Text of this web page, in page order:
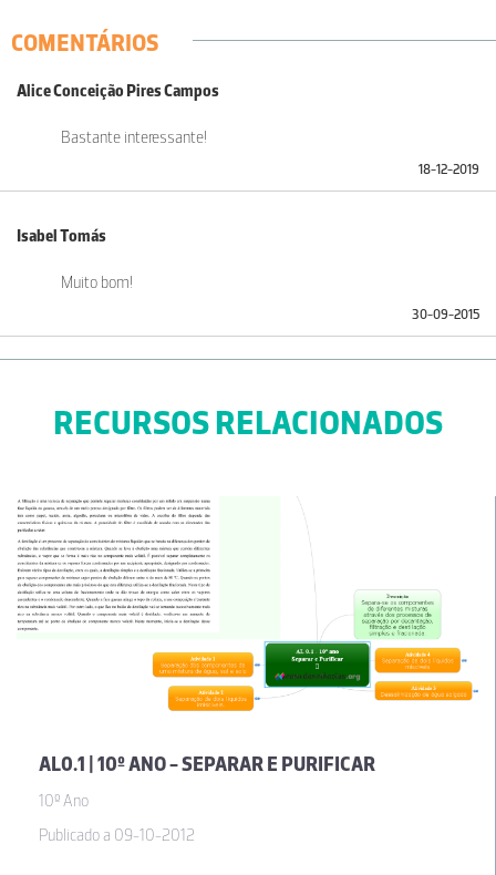
COMENTÁRIOS
Alice Conceição Pires Campos
Bastante interessante!
18-12-2019
Isabel Tomás
Muito bom!
30-09-2015
RECURSOS RELACIONADOS
AL0.1 | 10º ANO - SEPARAR E PURIFICAR
10º Ano
Publicado a 09-10-2012